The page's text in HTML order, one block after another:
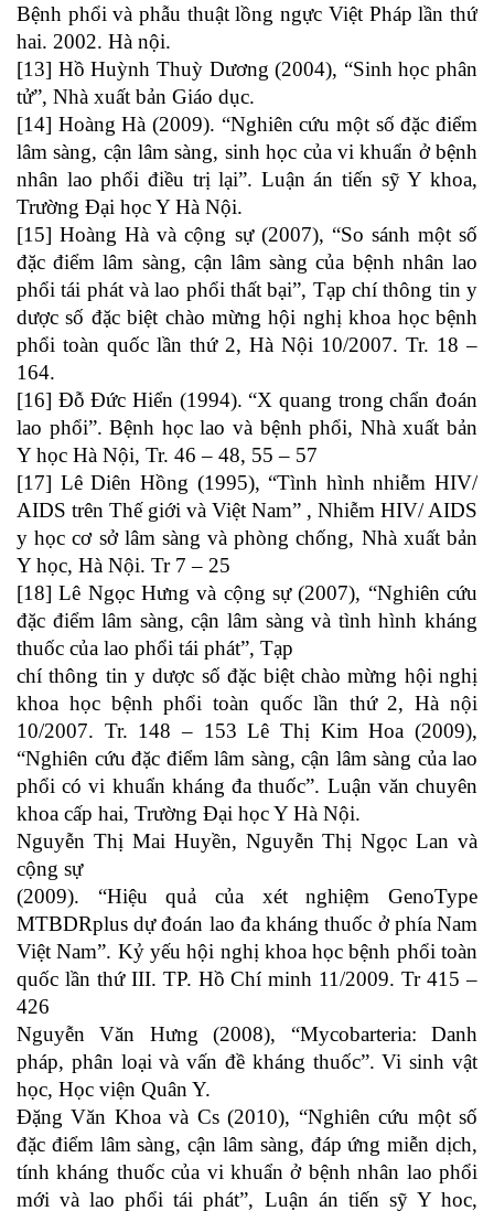
Bệnh phổi và phẫu thuật lồng ngực Việt Pháp lần thứ
hai. 2002. Hà nội.
[13] Hồ Huỳnh Thuỳ Dương (2004), “Sinh học phân
tử”, Nhà xuất bản Giáo dục.
[14] Hoàng Hà (2009). “Nghiên cứu một số đặc điểm
lâm sàng, cận lâm sàng, sinh học của vi khuẩn ở bệnh
nhân lao phổi điều trị lại”. Luận án tiến sỹ Y khoa,
Trường Đại học Y Hà Nội.
[15] Hoàng Hà và cộng sự (2007), “So sánh một số
đặc điểm lâm sàng, cận lâm sàng của bệnh nhân lao
phổi tái phát và lao phổi thất bại”, Tạp chí thông tin y
dược số đặc biệt chào mừng hội nghị khoa học bệnh
phổi toàn quốc lần thứ 2, Hà Nội 10/2007. Tr. 18 –
164.
[16] Đỗ Đức Hiển (1994). “X quang trong chẩn đoán
lao phổi”. Bệnh học lao và bệnh phổi, Nhà xuất bản
Y học Hà Nội, Tr. 46 – 48, 55 – 57
[17] Lê Diên Hồng (1995), “Tình hình nhiễm HIV/
AIDS trên Thế giới và Việt Nam” , Nhiễm HIV/ AIDS
y học cơ sở lâm sàng và phòng chống, Nhà xuất bản
Y học, Hà Nội. Tr 7 – 25
[18] Lê Ngọc Hưng và cộng sự (2007), “Nghiên cứu
đặc điểm lâm sàng, cận lâm sàng và tình hình kháng
thuốc của lao phổi tái phát”, Tạp
chí thông tin y dược số đặc biệt chào mừng hội nghị
khoa học bệnh phổi toàn quốc lần thứ 2, Hà nội
10/2007. Tr. 148 – 153 Lê Thị Kim Hoa (2009),
“Nghiên cứu đặc điểm lâm sàng, cận lâm sàng của lao
phổi có vi khuẩn kháng đa thuốc”. Luận văn chuyên
khoa cấp hai, Trường Đại học Y Hà Nội.
Nguyễn Thị Mai Huyền, Nguyễn Thị Ngọc Lan và
cộng sự
(2009). “Hiệu quả của xét nghiệm GenoType
MTBDRplus dự đoán lao đa kháng thuốc ở phía Nam
Việt Nam”. Kỷ yếu hội nghị khoa học bệnh phổi toàn
quốc lần thứ III. TP. Hồ Chí minh 11/2009. Tr 415 –
426
Nguyễn Văn Hưng (2008), “Mycobarteria: Danh
pháp, phân loại và vấn đề kháng thuốc”. Vi sinh vật
học, Học viện Quân Y.
Đặng Văn Khoa và Cs (2010), “Nghiên cứu một số
đặc điểm lâm sàng, cận lâm sàng, đáp ứng miễn dịch,
tính kháng thuốc của vi khuẩn ở bệnh nhân lao phổi
mới và lao phổi tái phát”, Luận án tiến sỹ Y hoc,